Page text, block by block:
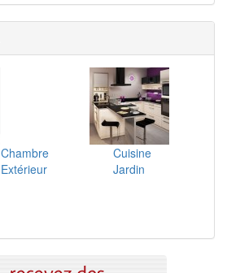
Chambre
Cuisine
Extérieur
Jardin